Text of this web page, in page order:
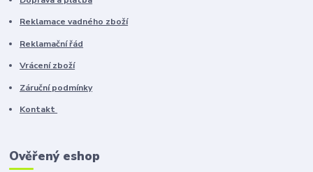
Reklamace vadného zboží
Reklamační řád
Vrácení zboží
Záruční podmínky
Kontakt
Ověřený eshop